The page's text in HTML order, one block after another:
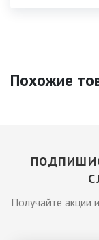
Похожие
Получайте акции